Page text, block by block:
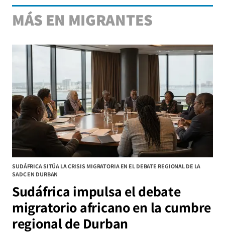
MÁS EN MIGRANTES
SUDÁFRICA SITÚA LA CRISIS MIGRATORIA EN EL DEBATE REGIONAL DE LA
SADC EN DURBAN
Sudáfrica impulsa el debate
migratorio africano en la cumbre
regional de Durban